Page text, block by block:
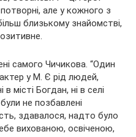
але у кожного з
близькому знайомстві,
самого Чичикова. “Один
у М. Є рід людей,
в місті Богдан, ні в селі
не позбавлені
здавалося, надто було
вихованою, освіченою,